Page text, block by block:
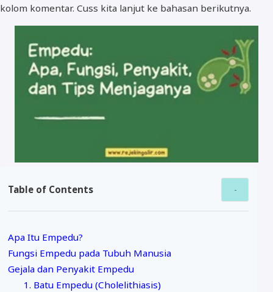
kolom komentar. Cuss kita lanjut ke bahasan berikutnya.
Table of Contents
Apa Itu Empedu?
Fungsi Empedu pada Tubuh Manusia
Gejala dan Penyakit Empedu
1. Batu Empedu (Cholelithiasis)